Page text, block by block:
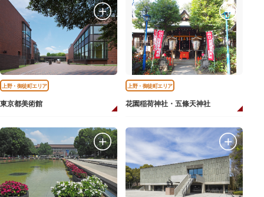
上野・御徒町エリア
東京都美術館
上野・御徒町エリア
花園稲荷神社・五條天神社